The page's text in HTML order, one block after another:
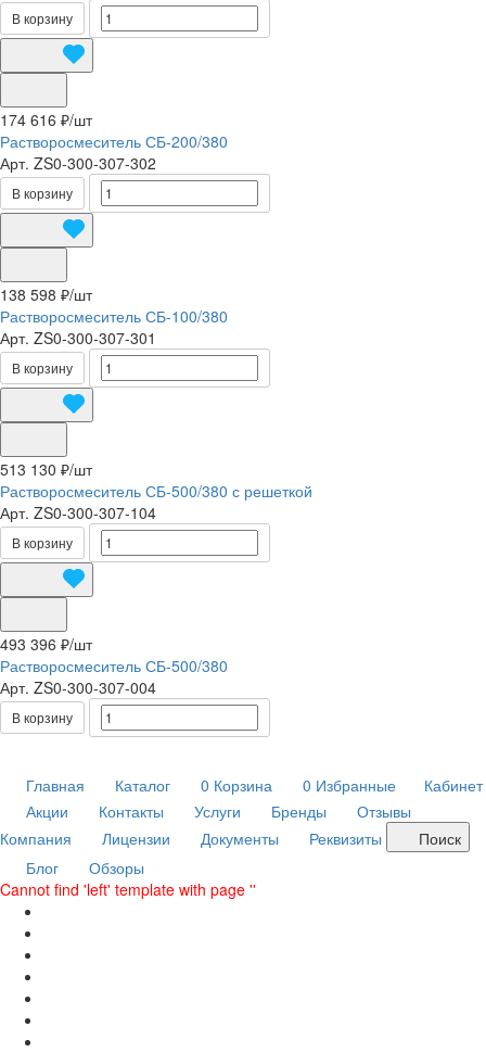
В корзину
174 616 ₽/шт
Растворосмеситель СБ-200/380
Арт. ZS0-300-307-302
В корзину
138 598 ₽/шт
Растворосмеситель СБ-100/380
Арт. ZS0-300-307-301
В корзину
513 130 ₽/шт
Растворосмеситель СБ-500/380 с решеткой
Арт. ZS0-300-307-104
В корзину
493 396 ₽/шт
Растворосмеситель СБ-500/380
Арт. ZS0-300-307-004
В корзину
Главная Каталог 0 Корзина 0 Избранные
Кабинет
Акции
Контакты Услуги Бренды
Отзывы
Компания
Лицензии Документы Реквизиты
Поиск
Блог
Обзоры
Cannot find 'left' template with page ''